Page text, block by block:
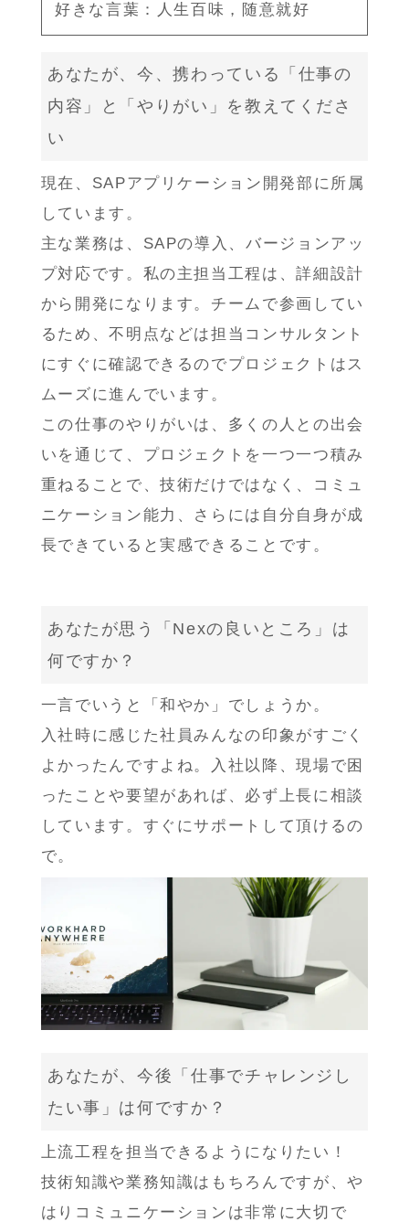
好きな言葉：人生百味，随意就好
あなたが、今、携わっている「仕事の
内容」と「やりがい」を教えてくださ
い
現在、SAPアプリケーション開発部に所属
しています。
主な業務は、SAPの導入、バージョンアッ
プ対応です。私の主担当工程は、詳細設計
から開発になります。チームで参画してい
るため、不明点などは担当コンサルタント
にすぐに確認できるのでプロジェクトはス
ムーズに進んでいます。
この仕事のやりがいは、多くの人との出会
いを通じて、プロジェクトを一つ一つ積み
重ねることで、技術だけではなく、コミュ
ニケーション能力、さらには自分自身が成
長できていると実感できることです。
あなたが思う「Nexの良いところ」は
何ですか？
一言でいうと「和やか」でしょうか。
入社時に感じた社員みんなの印象がすごく
よかったんですよね。入社以降、現場で困
ったことや要望があれば、必ず上長に相談
しています。すぐにサポートして頂けるの
で。
あなたが、今後「仕事でチャレンジし
たい事」は何ですか？
上流工程を担当できるようになりたい！
技術知識や業務知識はもちろんですが、や
はりコミュニケーションは非常に大切で